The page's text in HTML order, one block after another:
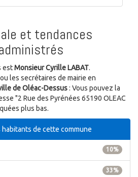
et tendances
estMonsieur Cyrille LABAT.
les secrétaires de mairie en
de Oléac-Dessus: Vous pouvez la
"2 Rue des Pyrénées 65190 OLEAC
plus bas.
de cette commune
10%
33%